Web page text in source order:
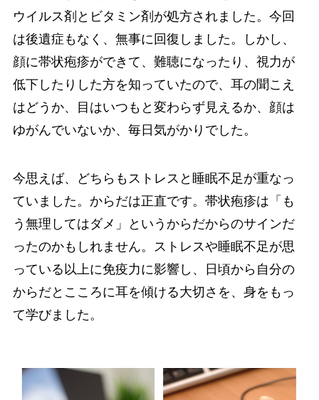
ウイルス剤とビタミン剤が処方されました。今回
は後遺症もなく、無事に回復しました。しかし、
顔に帯状疱疹ができて、難聴になったり、視力が
低下したりした方を知っていたので、耳の聞こえ
はどうか、目はいつもと変わらず見えるか、顔は
ゆがんでいないか、毎日気がかりでした。
今思えば、どちらもストレスと睡眠不足が重なっ
ていました。からだは正直です。帯状疱疹は「も
う無理してはダメ」というからだからのサインだ
ったのかもしれません。ストレスや睡眠不足が思
っている以上に免疫力に影響し、日頃から自分の
からだとこころに耳を傾ける大切さを、身をもっ
て学びました。